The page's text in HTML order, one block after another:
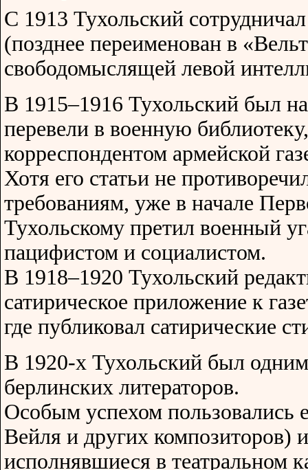
С 1913 Тухольский
(позднее переименован в
свободомыслящей левой
В 1915–1916 Тухольский был
перевели в военную
корреспондентом армейской
Хотя его статьи не
требованиям, уже в начале
Тухольскому претил военный
пацифистом и социалистом.
В 1918–1920 Тухольский
сатирическое приложение к
где публиковал сатирические
В 1920-х Тухольский был
берлинских литераторов.
Особым успехом пользовались
Вейля и других композиторов)
исполнявшиеся в театральном